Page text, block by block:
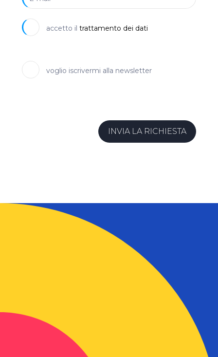
accetto il trattamento dei dati
voglio iscrivermi alla newsletter
INVIA LA RICHIESTA